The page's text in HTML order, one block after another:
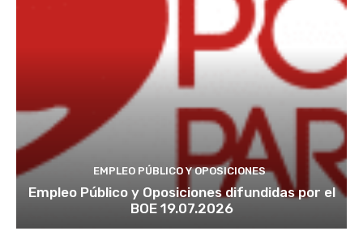
EMPLEO PÚBLICO Y OPOSICIONES
Empleo Público y Oposiciones difundidas por el
BOE 19.07.2026